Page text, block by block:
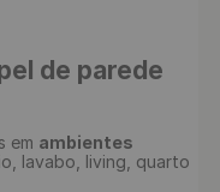
de parede
em ambientes
lavabo, living, quarto